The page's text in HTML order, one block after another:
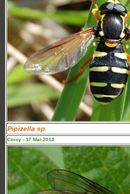
Pipizella sp
Corcy - 17 Mai 2013